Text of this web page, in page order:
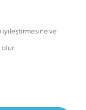
iyileştirmesine ve
olur.